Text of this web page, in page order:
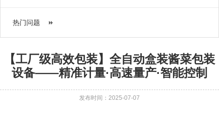
热门问题
【工厂级高效包装】全自动盒装酱菜包装
设备——精准计量·高速量产·智能控制
发布时间：2025-07-07